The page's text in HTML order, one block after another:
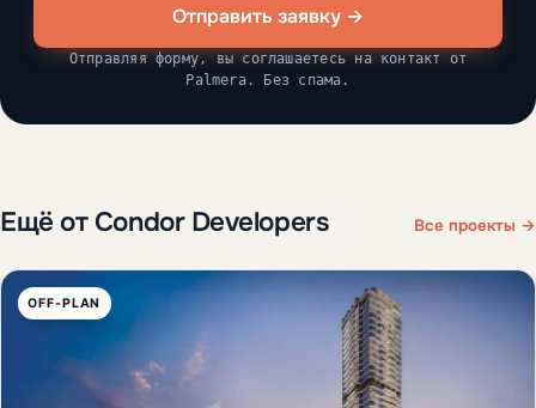
Отправить заявку →
Отправляя форму, вы соглашаетесь на контакт от
Palmera. Без спама.
Ещё от Condor Developers Все проекты →
OFF-PLAN